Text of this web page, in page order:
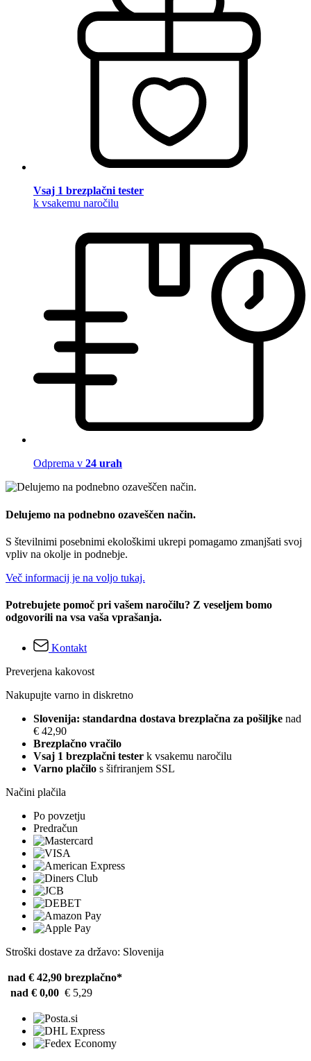
Vsaj 1 brezplačni tester
k vsakemu naročilu
Odprema v 24 urah
Delujemo na podnebno ozaveščen način.
S številnimi posebnimi ekološkimi ukrepi pomagamo zmanjšati svoj
vpliv na okolje in podnebje.
Več informacij je na voljo tukaj.
Potrebujete pomoč pri vašem naročilu? Z veseljem bomo
odgovorili na vsa vaša vprašanja.
Kontakt
Preverjena kakovost
Nakupujte varno in diskretno
Slovenija: standardna dostava brezplačna za pošiljke nad
€ 42,90
Brezplačno vračilo
Vsaj 1 brezplačni tester k vsakemu naročilu
Varno plačilo s šifriranjem SSL
Načini plačila
Po povzetju
Predračun
Stroški dostave za državo: Slovenija
nad € 42,90 brezplačno*
nad € 0,00 € 5,29